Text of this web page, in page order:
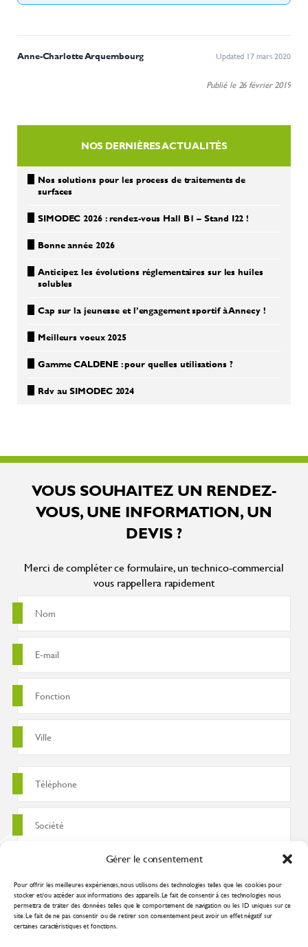
Gérer le consentement
Pour offrir les meilleures expériences, nous utilisons des technologies telles que les cookies pour
stocker et/ou accéder aux informations des appareils. Le fait de consentir à ces technologies nous
permettra de traiter des données telles que le comportement de navigation ou les ID uniques sur ce
site. Le fait de ne pas consentir ou de retirer son consentement peut avoir un effet négatif sur
certaines caractéristiques et fonctions.
Anne-Charlotte Arquembourg Updated 17 mars 2020
Publié le 26 février 2019
NOS DERNIÈRES ACTUALITÉS
Nos solutions pour les process de traitements de
surfaces
SIMODEC 2026 : rendez-vous Hall B1 – Stand I22 !
Bonne année 2026
Anticipez les évolutions réglementaires sur les huiles
solubles
Cap sur la jeunesse et l’engagement sportif à Annecy !
Meilleurs voeux 2025
Gamme CALDENE : pour quelles utilisations ?
Rdv au SIMODEC 2024
VOUS SOUHAITEZ UN RENDEZ-
VOUS, UNE INFORMATION, UN
DEVIS ?
Merci de compléter ce formulaire, un technico-commercial
vous rappellera rapidement